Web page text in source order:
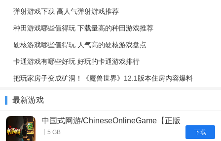
弹射游戏下载 高人气弹射游戏推荐
种田游戏哪些值得玩 下载量高的种田游戏推荐
硬核游戏哪些值得玩 人气高的硬核游戏盘点
卡通游戏有哪些好玩 好玩的卡通游戏排行
把玩家房子变成矿洞！《魔兽世界》12.1版本住房内容爆料
最新游戏
下载
中国式网游/ChineseOnlineGame【正版
账号】
丨5 GB